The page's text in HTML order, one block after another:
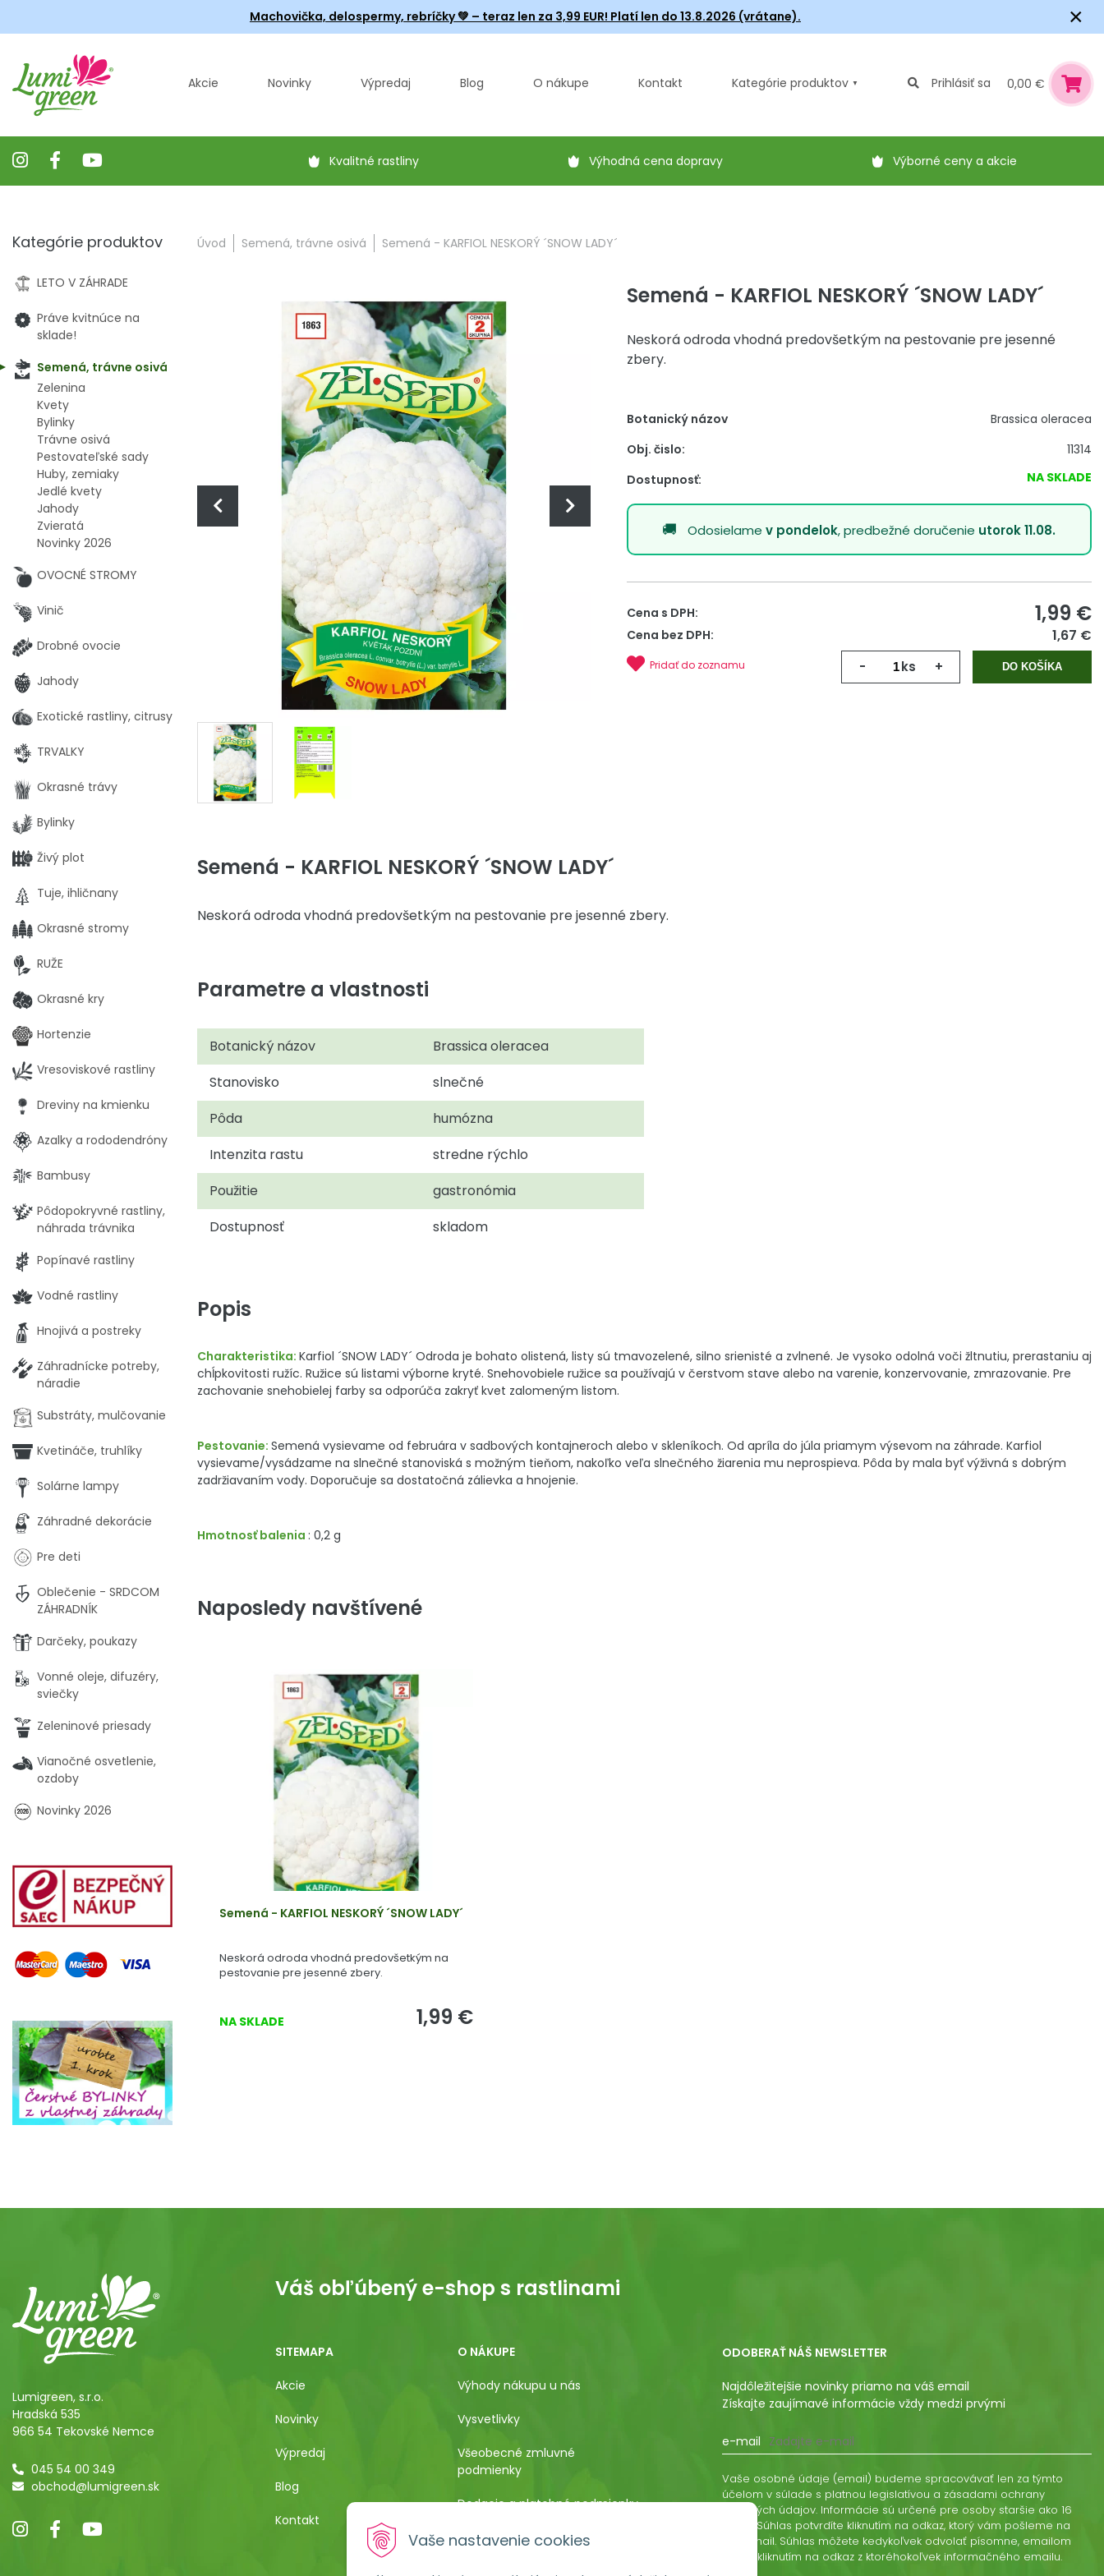
Vaše nastavenie cookies
Machovička, delospermy, rebríčky💚 – teraz len za 3,99 EUR! Platí len do 13.8.2026 (vrátane). ×
Akcie Novinky Výpredaj Blog O nákupe Kontakt Kategórie produktov Prihlásiť sa 0,00 €
Kvalitné rastliny Výhodná cena dopravy Výborné ceny a akcie
Úvod Semená, trávne osivá Semená - KARFIOL NESKORÝ ´SNOW LADY´
Semená - KARFIOL NESKORÝ ´SNOW LADY´
Neskorá odroda vhodná predovšetkým na pestovanie pre jesenné
zbery.
Botanický názov
Brassica oleracea
Obj. čislo:
11314
Dostupnosť:
NA SKLADE
Odosielamev pondelok, predbežné doručenie utorok 11.08.
Cena s DPH: 1,99 €
Cena bez DPH: 1,67 €
- ks + DO KOŠÍKA
Pridať do zoznamu
Semená - KARFIOL NESKORÝ ´SNOW LADY´
Neskorá odroda vhodná predovšetkým na pestovanie pre jesenné zbery.
Parametre a vlastnosti
Botanický názov
Brassica oleracea
Stanovisko
slnečné
Pôda
humózna
Intenzita rastu
stredne rýchlo
Použitie
gastronómia
Dostupnosť
skladom
Popis
Charakteristika: Karfiol ´SNOW LADY´ Odroda je bohato olistená, listy sú tmavozelené, silno srienisté a zvlnené. Je vysoko odolná voči žltnutiu, prerastaniu aj
chĺpkovitosti ružíc. Ružice sú listami výborne kryté. Snehovobiele ružice sa používajú v čerstvom stave alebo na varenie, konzervovanie, zmrazovanie. Pre
zachovanie snehobielej farby sa odporúča zakryť kvet zalomeným listom.
Pestovanie: Semená vysievame od februára v sadbových kontajneroch alebo v skleníkoch. Od apríla do júla priamym výsevom na záhrade. Karfiol
vysievame/vysádzame na slnečné stanoviská s možným tieňom, nakoľko veľa slnečného žiarenia mu neprospieva. Pôda by mala byť výživná s dobrým
zadržiavaním vody. Doporučuje sa dostatočná zálievka a hnojenie.
Hmotnosť balenia : 0,2 g
Naposledy navštívené
Semená - KARFIOL NESKORÝ ´SNOW LADY´
Neskorá odroda vhodná predovšetkým na
pestovanie pre jesenné zbery.
NA SKLADE 1,99 €
Kategórie produktov
LETO V ZÁHRADE
Práve kvitnúce na
sklade!
Semená, trávne osivá
Zelenina
Kvety
Bylinky
Trávne osivá
Pestovateľské sady
Huby, zemiaky
Jedlé kvety
Jahody
Zvieratá
Novinky 2026
OVOCNÉ STROMY
Vinič
Drobné ovocie
Jahody
Exotické rastliny, citrusy
TRVALKY
Okrasné trávy
Bylinky
Živý plot
Tuje, ihličnany
Okrasné stromy
RUŽE
Okrasné kry
Hortenzie
Vresoviskové rastliny
Dreviny na kmienku
Azalky a rododendróny
Bambusy
Pôdopokryvné rastliny,
náhrada trávnika
Popínavé rastliny
Vodné rastliny
Hnojivá a postreky
Záhradnícke potreby,
náradie
Substráty, mulčovanie
Kvetináče, truhlíky
Solárne lampy
Záhradné dekorácie
Pre deti
Oblečenie - SRDCOM
ZÁHRADNÍK
Darčeky, poukazy
Vonné oleje, difuzéry,
sviečky
Zeleninové priesady
Vianočné osvetlenie,
ozdoby
Novinky 2026
Lumigreen, s.r.o.
Hradská 535
966 54 Tekovské Nemce
045 54 00 349
obchod@lumigreen.sk
Váš obľúbený e-shop s rastlinami
SITEMAPA
Akcie
Novinky
Výpredaj
Blog
Kontakt
O NÁKUPE
Výhody nákupu u nás
Vysvetlivky
Všeobecné zmluvné
podmienky
Dodacie a platobné podmienky
Pestovateľský manuál
Poučenie o uplatnení práva
ODOBERAŤ NÁŠ NEWSLETTER
Najdôležitejšie novinky priamo na váš email
Získajte zaujímavé informácie vždy medzi prvými
e-mail
Vaše osobné údaje (email) budeme spracovávať len za týmto
účelom v súlade s platnou legislatívou a zásadami ochrany
osobných údajov. Informácie sú určené pre osoby staršie ako 16
rokov. Súhlas potvrdíte kliknutím na odkaz, ktorý vám pošleme na
váš email. Súhlas môžete kedykoľvek odvolať písomne, emailom
alebo kliknutím na odkaz z ktoréhokoľvek informačného emailu.